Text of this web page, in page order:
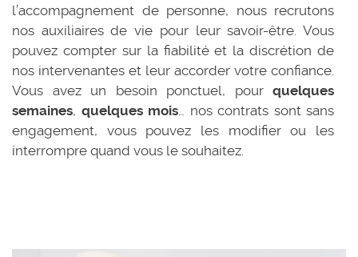
l’accompagnement de personne, nous recrutons
nos auxiliaires de vie pour leur savoir-être. Vous
pouvez compter sur la fiabilité et la discrétion de
nos intervenantes et leur accorder votre confiance.
Vous avez un besoin ponctuel, pour quelques
semaines, quelques mois… nos contrats sont sans
engagement, vous pouvez les modifier ou les
interrompre quand vous le souhaitez.